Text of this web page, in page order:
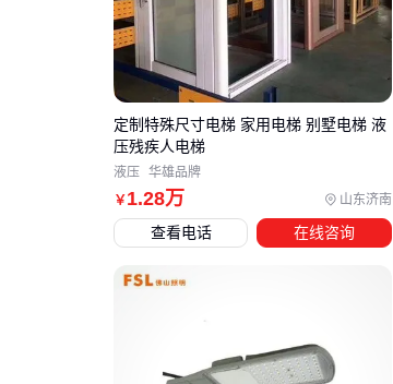
￥1.28万 山东济南
定制特殊尺寸电梯 家用电梯 别墅电梯 液
压残疾人电梯
液压 华雄品牌
查看电话 在线咨询